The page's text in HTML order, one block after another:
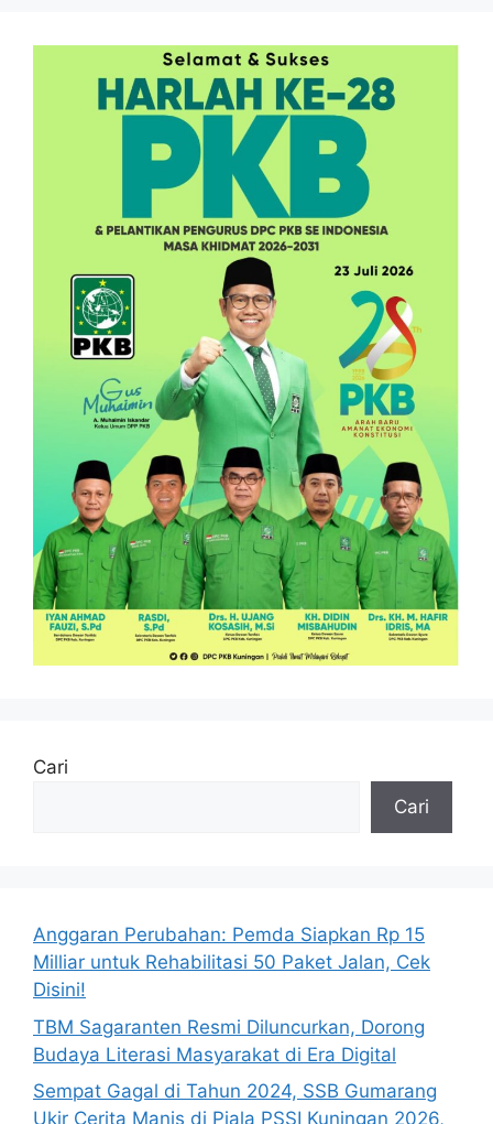
Cari
Cari
Anggaran Perubahan: Pemda Siapkan Rp 15
Milliar untuk Rehabilitasi 50 Paket Jalan, Cek
Disini!
TBM Sagaranten Resmi Diluncurkan, Dorong
Budaya Literasi Masyarakat di Era Digital
Sempat Gagal di Tahun 2024, SSB Gumarang
Ukir Cerita Manis di Piala PSSI Kuningan 2026,